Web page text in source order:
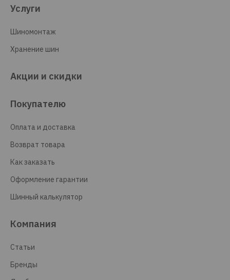
Услуги
Шиномонтаж
Хранение шин
Акции и скидки
Покупателю
Оплата и доставка
Возврат товара
Как заказать
Оформление гарантии
Шинный калькулятор
Компания
Статьи
Бренды